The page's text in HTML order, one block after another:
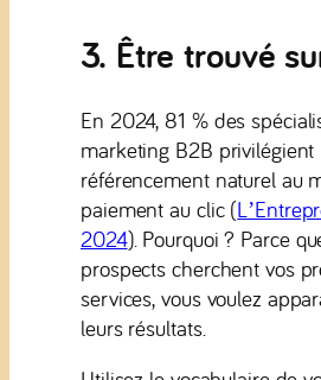
3. Être trouvé
En 2024, 81 % des
marketing B2B privilégient
référencement naturel au
paiement au clic (
2024). Pourquoi ? Parce
prospects cherchent vos
services, vous voulez
leurs résultats.